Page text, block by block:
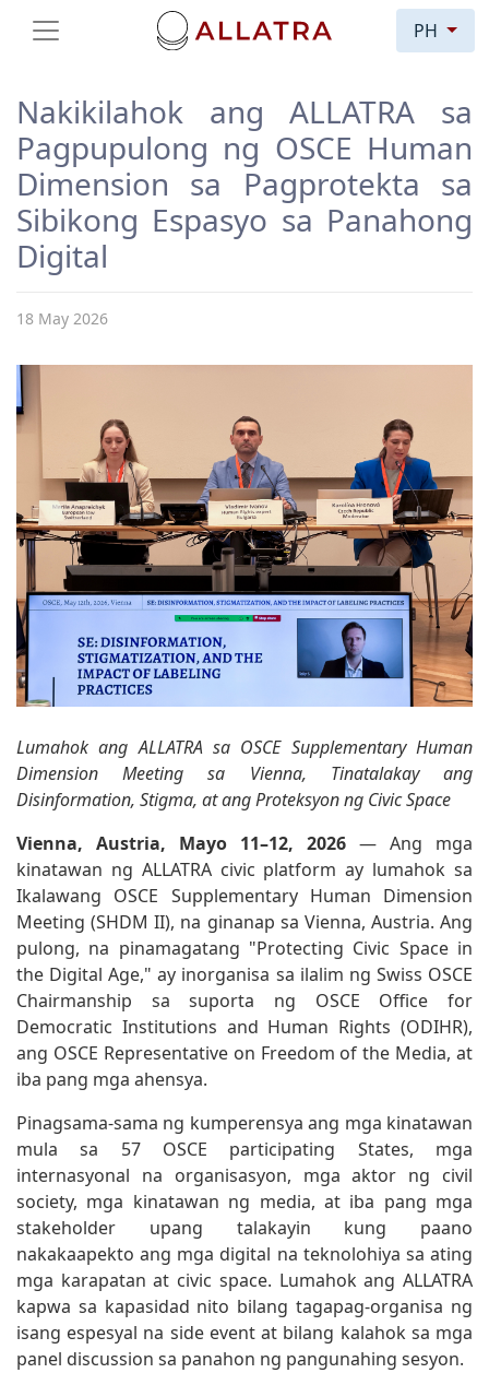
PH
Nakikilahok ang ALLATRA sa
Pagpupulong ng OSCE Human
Dimension sa Pagprotekta sa
Sibikong Espasyo sa Panahong
Digital
18 May 2026
Lumahok ang ALLATRA sa OSCE Supplementary Human
Dimension Meeting sa Vienna, Tinatalakay ang
Disinformation, Stigma, at ang Proteksyon ng Civic Space
Vienna, Austria, Mayo 11–12, 2026 — Ang mga
kinatawan ng ALLATRA civic platform ay lumahok sa
Ikalawang OSCE Supplementary Human Dimension
Meeting (SHDM II), na ginanap sa Vienna, Austria. Ang
pulong, na pinamagatang "Protecting Civic Space in
the Digital Age," ay inorganisa sa ilalim ng Swiss OSCE
Chairmanship sa suporta ng OSCE Office for
Democratic Institutions and Human Rights (ODIHR),
ang OSCE Representative on Freedom of the Media, at
iba pang mga ahensya.
Pinagsama-sama ng kumperensya ang mga kinatawan
mula sa 57 OSCE participating States, mga
internasyonal na organisasyon, mga aktor ng civil
society, mga kinatawan ng media, at iba pang mga
stakeholder upang talakayin kung paano
nakakaapekto ang mga digital na teknolohiya sa ating
mga karapatan at civic space. Lumahok ang ALLATRA
kapwa sa kapasidad nito bilang tagapag-organisa ng
isang espesyal na side event at bilang kalahok sa mga
panel discussion sa panahon ng pangunahing sesyon.